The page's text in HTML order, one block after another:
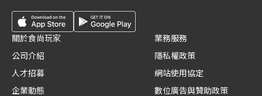
關於食尚玩家
公司介紹
人才招募
企業動態
業務服務
隱私權政策
網站使用協定
數位廣告與贊助政策